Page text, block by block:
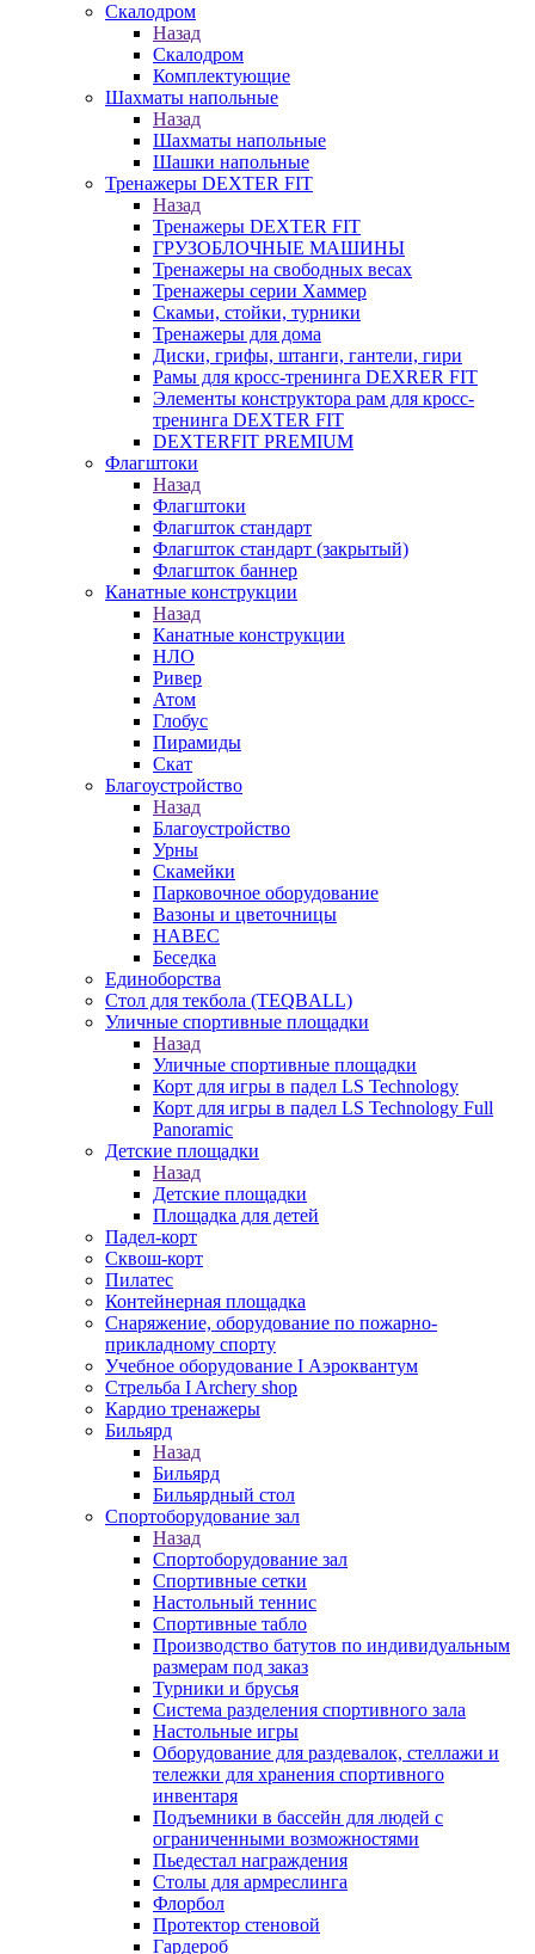
Скалодром
Назад
Скалодром
Комплектующие
Шахматы напольные
Назад
Шахматы напольные
Шашки напольные
Тренажеры DEXTER FIT
Назад
Тренажеры DEXTER FIT
ГРУЗОБЛОЧНЫЕ МАШИНЫ
Тренажеры на свободных весах
Тренажеры серии Хаммер
Скамьи, стойки, турники
Тренажеры для дома
Диски, грифы, штанги, гантели, гири
Рамы для кросс-тренинга DEXRER FIT
Элементы конструктора рам для кросс-
тренинга DEXTER FIT
DEXTERFIT PREMIUM
Флагштоки
Назад
Флагштоки
Флагшток стандарт
Флагшток стандарт (закрытый)
Флагшток баннер
Канатные конструкции
Назад
Канатные конструкции
НЛО
Ривер
Атом
Глобус
Пирамиды
Скат
Благоустройство
Назад
Благоустройство
Урны
Скамейки
Парковочное оборудование
Вазоны и цветочницы
НАВЕС
Беседка
Единоборства
Стол для текбола (TEQBALL)
Уличные спортивные площадки
Назад
Уличные спортивные площадки
Корт для игры в падел LS Technology
Корт для игры в падел LS Technology Full
Panoramic
Детские площадки
Назад
Детские площадки
Площадка для детей
Падел-корт
Сквош-корт
Пилатес
Контейнерная площадка
Снаряжение, оборудование по пожарно-
прикладному спорту
Учебное оборудование I Аэроквантум
Стрельба I Archery shop
Кардио тренажеры
Бильярд
Назад
Бильярд
Бильярдный стол
Спортоборудование зал
Назад
Спортоборудование зал
Спортивные сетки
Настольный теннис
Спортивные табло
Производство батутов по индивидуальным
размерам под заказ
Турники и брусья
Система разделения спортивного зала
Настольные игры
Оборудование для раздевалок, стеллажи и
тележки для хранения спортивного
инвентаря
Подъемники в бассейн для людей с
ограниченными возможностями
Пьедестал награждения
Столы для армреслинга
Флорбол
Протектор стеновой
Гардероб